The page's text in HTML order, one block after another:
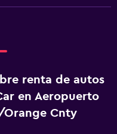
renta de autos
en Aeropuerto
Orange Cnty